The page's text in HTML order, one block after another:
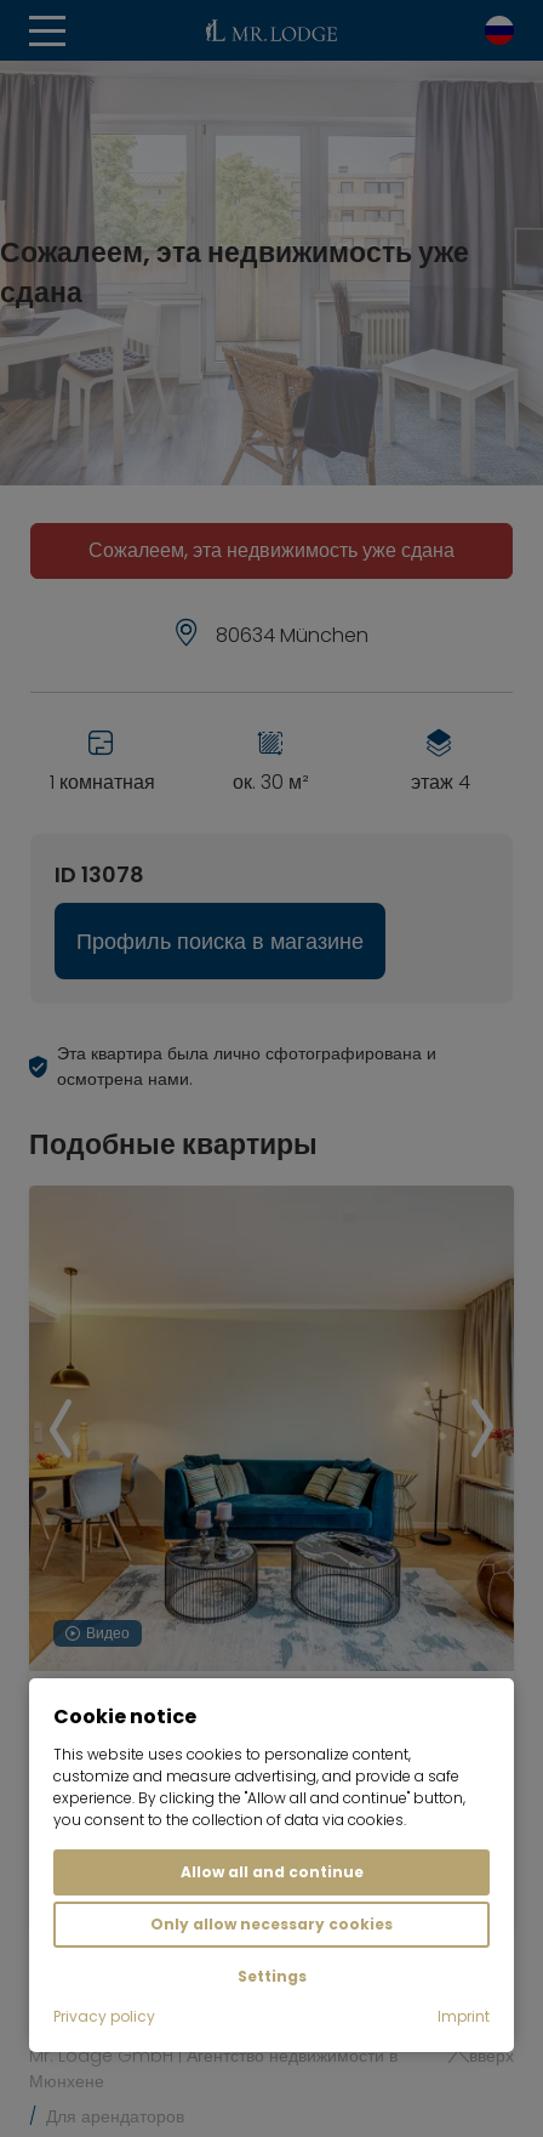
Сожалеем, эта недвижимость уже
сдана
Сожалеем, эта недвижимость уже сдана
80634 München
1 комнатная ок. 30 м² этаж 4
ID 13078
Профиль поиска в магазине
Эта квартира была лично сфотографирована и
осмотрена нами.
Подобные квартиры
Видео
Роскошные апартаменты в парке
замка Нимфенбург
01.09.2026 на 6-36 месяцев
Мюнхен-Nymphenburg
€/месяц
Mr. Lodge GmbH | Агентство недвижимости в
Мюнхене
Для арендаторов
вверх
Cookie notice
This website uses cookies to personalize content,
customize and measure advertising, and provide a safe
experience. By clicking the "Allow all and continue" button,
you consent to the collection of data via cookies.
Allow all and continue
Only allow necessary cookies
Settings
Privacy policy
Imprint